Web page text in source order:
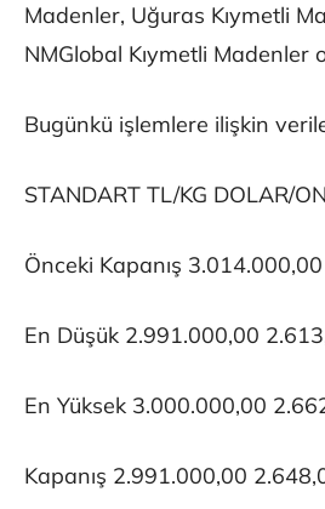
Madenler, Uğuras Kıymetli
NMGlobal Kıymetli Madenler
Bugünkü işlemlere ilişkin
STANDART TL/KG DOLAR/
Önceki Kapanış
En Düşük 2.991.000,00
En Yüksek 3.000.000,00
Kapanış 2.991.000,00